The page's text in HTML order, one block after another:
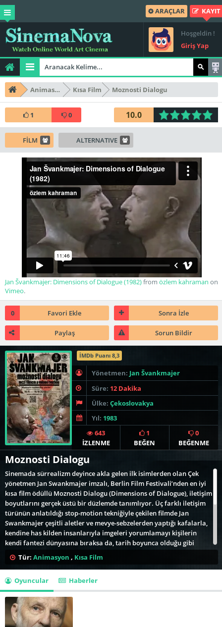
ARAÇLAR KAYIT
Hoşgeldin !
Giriş Yap
Animasyon Kısa Film Moznosti Dialogu
1 0 10.0
FİLM ALTERNATIVE
Jan Švankmajer: Dimensions of Dialogue (1982)from özlem kahraman on
Vimeo.
0 Favori Ekle Sonra İzle
Paylaş Sorun Bildir
İMDb Puanı 8,3
Yönetmen: Jan Švankmajer
Süre: 12 Dakika
Ülke: Çekoslovakya
Yıl: 1983
643
İZLENME
1
BEĞEN
0
BEĞENME
Moznosti Dialogu
Sinemada sürrealizm deyince akla gelen ilk isimlerden olan Çek
yönetmen Jan Swankmajer imzalı, Berlin Film Festivali’nden en iyi
kısa film ödüllü Moznosti Dialogu (Dimensions of Dialogue), iletişim
boyutlarını gerçek üstü bir düzlemde tanımlıyor. Üç farklı iletişim
türünün anlatıldığı stop-motion tekniğiyle çekilen filmde Jan
Swankmajer çeşitli aletler ve mevye-sebzelerden yaptığı kafalarla,
kendine has kilden insanlarıyla imgeleri yorumlamayı kişilerin
kendi fantezi dünyasına bıraksa da, tarih boyunca olduğu gibi
bırakın toplumları sadece iki insanın gerçek iletişiminin bile ne
kadar zor, hatta imkansız olduğunu gözler önüne seriyor.
Çekoslavakya hükümeti tarafından yapıldığı dönemde sansüre
uğrayan film, bugün Çek Cumhuriyeti’nin dünyaya bıraktığı en
önemli kültürel miraslarından biri. Jan Švankmajer ise, doğduğu
ülkeden ötürü dünyada yoğun bir üne sahip olmasa da, sanata
gönül vermiş araştırmacı kişilerin tanıştıklarında büyük hayranlık
Tür: Animasyon , Kısa Film
Oyuncular Haberler